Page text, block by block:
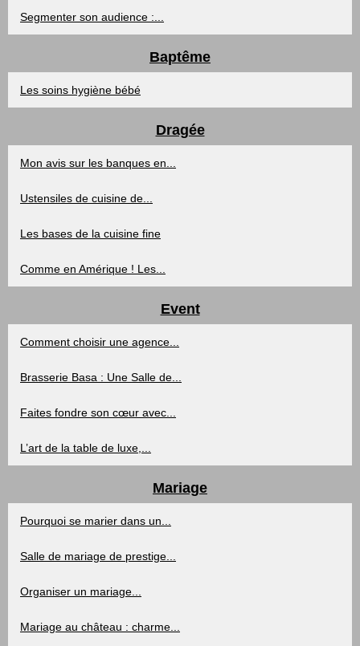
Segmenter son audience :...
Baptême
Les soins hygiène bébé
Dragée
Mon avis sur les banques en...
Ustensiles de cuisine de...
Les bases de la cuisine fine
Comme en Amérique ! Les...
Event
Comment choisir une agence...
Brasserie Basa : Une Salle de...
Faites fondre son cœur avec...
L’art de la table de luxe,...
Mariage
Pourquoi se marier dans un...
Salle de mariage de prestige...
Organiser un mariage...
Mariage au château : charme...